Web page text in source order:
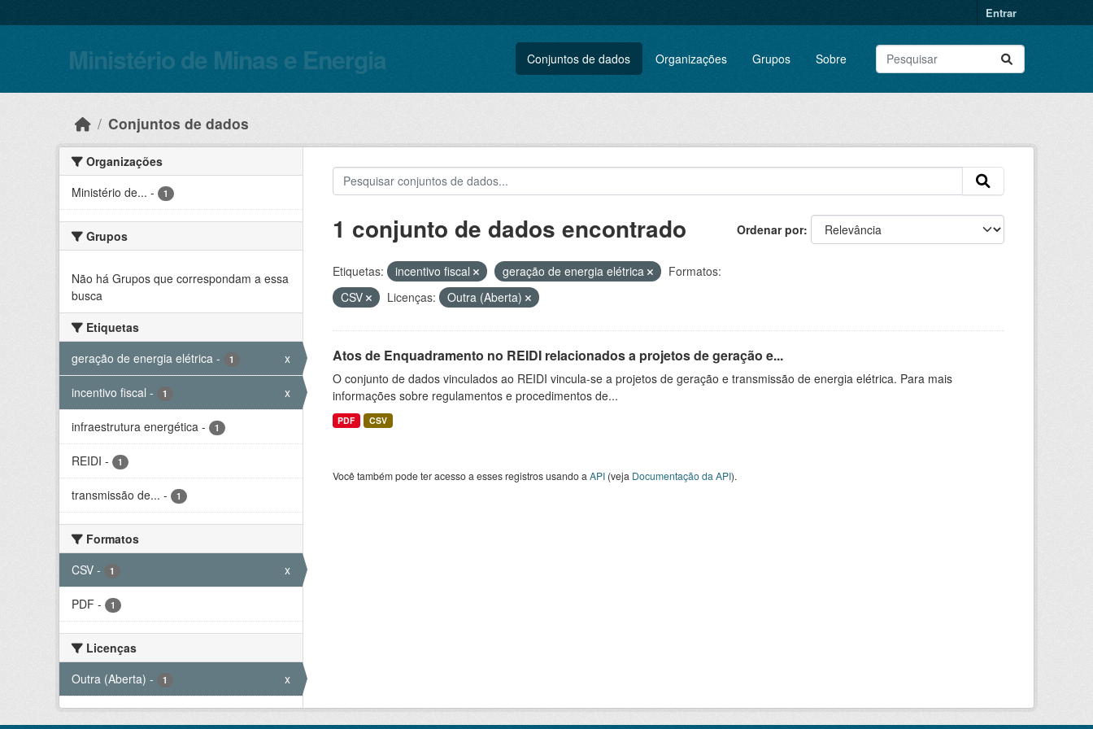
Entrar
Ministério de Minas e Energia Conjuntos de dados Organizações Grupos Sobre
Conjuntos de dados
Organizações
Ministério de... - 1
Grupos
Não há Grupos que correspondam a essa
busca
Etiquetas
geração de energia elétrica - 1 x
incentivo fiscal - 1 x
infraestrutura energética - 1
REIDI - 1
transmissão de... - 1
Formatos
CSV - 1 x
PDF - 1
Licenças
Outra (Aberta) - 1 x
Ordenar por
1 conjunto de dados encontrado
Etiquetas: incentivo fiscal geração de energia elétrica
Formatos:
CSV
Licenças: Outra (Aberta)
Atos de Enquadramento no REIDI relacionados a projetos de geração e...
O conjunto de dados vinculados ao REIDI vincula-se a projetos de geração e transmissão de energia elétrica. Para mais
informações sobre regulamentos e procedimentos de...
PDF CSV
Você também pode ter acesso a esses registros usando a API(veja Documentação da API).